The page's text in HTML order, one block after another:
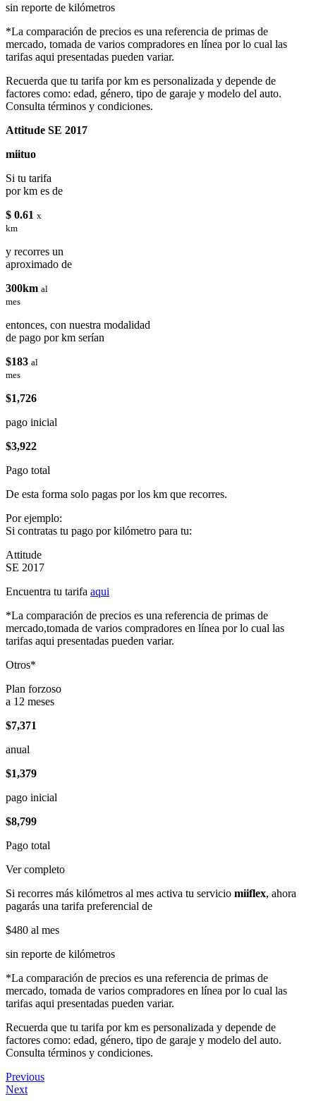
sin reporte de kilómetros
*La comparación de precios es una referencia de primas de
mercado, tomada de varios compradores en línea por lo cual las
tarifas aqui presentadas pueden variar.
Recuerda que tu tarifa por km es personalizada y depende de
factores como: edad, género, tipo de garaje y modelo del auto.
Consulta términos y condiciones.
Attitude SE 2017
miituo
Si tu tarifa
por km es de
$ 0.61 x
km
y recorres un
aproximado de
300km al
mes
entonces, con nuestra modalidad
de pago por km serían
$183 al
mes
$1,726
pago inicial
$3,922
Pago total
De esta forma solo pagas por los km que recorres.
Por ejemplo:
Si contratas tu pago por kilómetro para tu:
Attitude
SE 2017
Encuentra tu tarifa aqui
*La comparación de precios es una referencia de primas de
mercado,tomada de varios compradores en línea por lo cual las
tarifas aqui presentadas pueden variar.
Otros*
Plan forzoso
a 12 meses
$7,371
anual
$1,379
pago inicial
$8,799
Pago total
Ver completo
Si recorres más kilómetros al mes activa tu servicio miiflex, ahora
pagarás una tarifa preferencial de
$480 al mes
sin reporte de kilómetros
*La comparación de precios es una referencia de primas de
mercado, tomada de varios compradores en línea por lo cual las
tarifas aqui presentadas pueden variar.
Recuerda que tu tarifa por km es personalizada y depende de
factores como: edad, género, tipo de garaje y modelo del auto.
Consulta términos y condiciones.
Previous
Next